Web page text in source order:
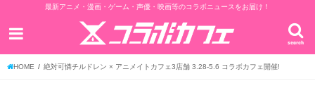
最新アニメ・漫画・ゲーム・声優・映画等のコラボニュースをお届け！
search
HOME 絶対可憐チルドレン × アニメイトカフェ3店舗 3.28-5.6 コラボカフェ開催!